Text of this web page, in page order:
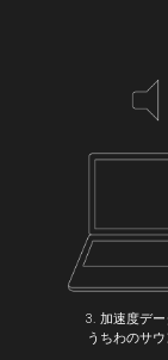
3. 加速度デー
うちわのサ